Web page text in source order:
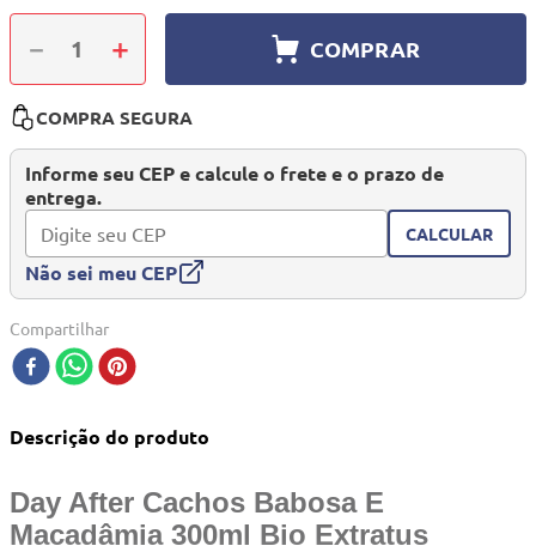
＋
－ COMPRAR
COMPRA SEGURA
Informe seu CEP e calcule o frete e o prazo de
entrega.
CALCULAR
Não sei meu CEP
Compartilhar
Descrição do produto
Day After Cachos Babosa E
Macadâmia 300ml Bio Extratus